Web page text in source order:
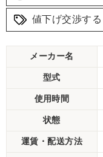
値下げ交渉する
メーカー名
型式
使用時間
状態
運賃・配送方法